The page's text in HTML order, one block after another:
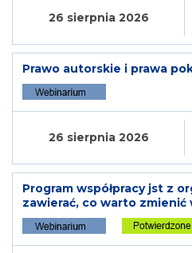
26 sierpnia 2026
Prawo autorskie i prawa
26 sierpnia 2026
Program współpracy jst z
zawierać, co warto